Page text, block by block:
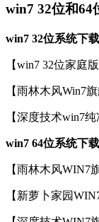
win7 32位和64
win7 32位系统下
【win7 32位家庭版
【雨林木风Win7
【深度技术win7纯
win7 64位系统下
【雨林木风WIN7
【新萝卜家园